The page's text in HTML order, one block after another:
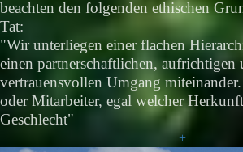
beachten den folgenden ethischen
Tat:
"Wir unterliegen einer flachen
einen partnerschaftlichen, aufrichtigen
vertrauensvollen Umgang
oder Mitarbeiter, egal welcher
Geschlecht"
+